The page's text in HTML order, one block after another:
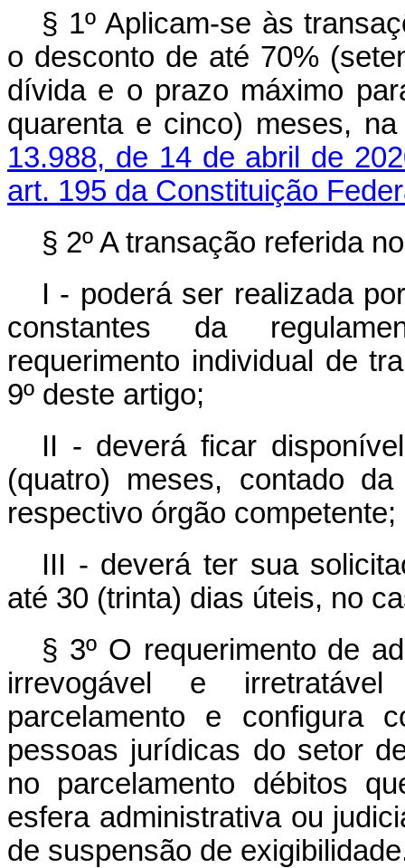
§ 1º Aplicam-se às
o desconto de até 70%
dívida e o prazo máximo
quarenta e cinco) meses,
13.988, de 14 de abril de
art. 195 da Constituição
§ 2º A transação referida
I - poderá ser realizada
constantes da
requerimento individual de
9º deste artigo;
II - deverá ficar
(quatro) meses, contado
respectivo órgão competente;
III - deverá ter sua
até 30 (trinta) dias úteis, no
§ 3º O requerimento de
irrevogável e
parcelamento e configura
pessoas jurídicas do setor
no parcelamento débitos
esfera administrativa ou
de suspensão de